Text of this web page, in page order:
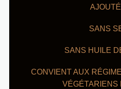
SANS
SANS HUILE
CONVIENT AUX
VÉGÉTARIENS